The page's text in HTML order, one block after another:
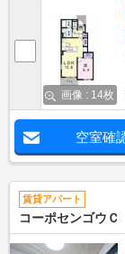
画像 : 14枚
空室確
賃貸アパート
コーポセンゴウＣ